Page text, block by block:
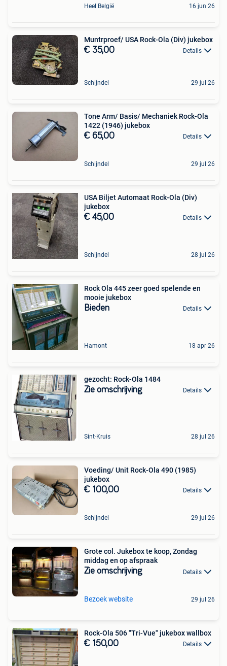
Heel België 16 jun 26
Muntrproef/ USA Rock-Ola (Div) jukebox
€ 35,00 Details
Schijndel 29 jul 26
Tone Arm/ Basis/ Mechaniek Rock-Ola
1422 (1946) jukebox
€ 65,00 Details
Schijndel 29 jul 26
USA Biljet Automaat Rock-Ola (Div)
jukebox
€ 45,00 Details
Schijndel 28 jul 26
Rock Ola 445 zeer goed spelende en
mooie jukebox
Bieden Details
Hamont 18 apr 26
gezocht: Rock-Ola 1484
Zie omschrijving Details
Sint-Kruis 28 jul 26
Voeding/ Unit Rock-Ola 490 (1985)
jukebox
€ 100,00 Details
Schijndel 29 jul 26
Grote col. Jukebox te koop, Zondag
middag en op afspraak
Zie omschrijving Details
Bezoek website 29 jul 26
Rock-Ola 506 "Tri-Vue" jukebox wallbox
€ 150,00 Details